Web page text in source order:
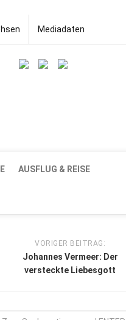
Mediadaten
AUSFLUG & REISE
VORIGER BEITRAG:
Johannes Vermeer: Der
versteckte Liebesgott